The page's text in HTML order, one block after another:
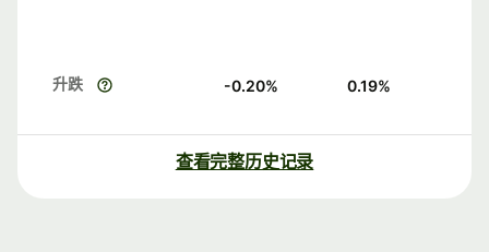
升跌 -0.20% 0.19%
查看完整历史记录